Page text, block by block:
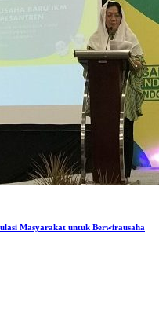
Masyarakat untuk Berwirausaha